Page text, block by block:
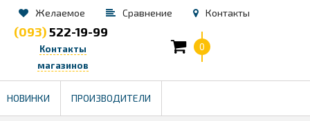
Желаемое Сравнение Контакты
(093)522-19-99
Контакты
магазинов
0
НОВИНКИ ПРОИЗВОДИТЕЛИ